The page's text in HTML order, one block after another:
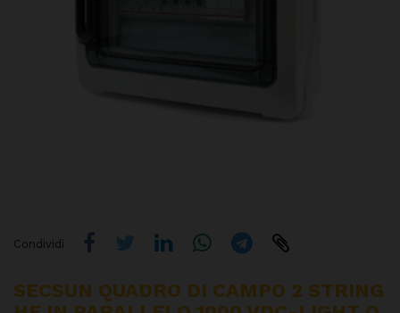
Condividi
SECSUN QUADRO DI CAMPO 2 STRING